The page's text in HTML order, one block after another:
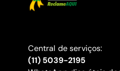
Central de serviços:
(11) 5039-2195